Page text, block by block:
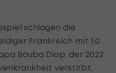
schlagen die
Frankreich mit 1:0.
Bouba Diop, der 2022
verstirbt,